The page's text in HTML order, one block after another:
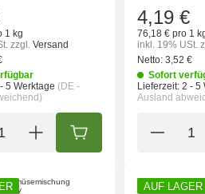
1 kg
zzgl. Versand
5 Werktage (DE -
IN DEN WARENKORB
4,19 €
76,18 € pro 1
inkl. 19% USt.
Netto: 3,52 €
Sofort
Lieferzeit: 2 - 5
Ausland
AUF LAGER